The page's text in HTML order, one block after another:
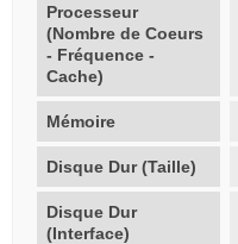
Processeur
(Nombre de Coeurs
- Fréquence -
Cache)
Mémoire
Disque Dur (Taille)
Disque Dur
(Interface)